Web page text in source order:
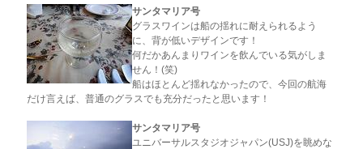
サンタマリア号
グラスワインは船の揺れに耐えられるよう
に、背が低いデザインです！
何だかあんまりワインを飲んでいる気がしま
せん！(笑)
船はほとんど揺れなかったので、今回の航海
だけ言えば、普通のグラスでも充分だったと思います！
サンタマリア号
ユニバーサルスタジオジャパン(USJ)を眺めな